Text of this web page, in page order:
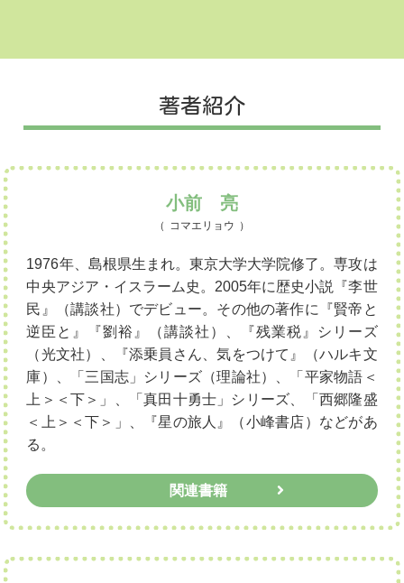
著者紹介
小前 亮
コマエリョウ
1976年、島根県生まれ。東京大学大学院修了。専攻は
中央アジア・イスラーム史。2005年に歴史小説『李世
民』（講談社）でデビュー。その他の著作に『賢帝と
逆臣と』『劉裕』（講談社）、『残業税』シリーズ
（光文社）、『添乗員さん、気をつけて』（ハルキ文
庫）、「三国志」シリーズ（理論社）、「平家物語＜
上＞＜下＞」、「真田十勇士」シリーズ、「西郷隆盛
＜上＞＜下＞」、『星の旅人』（小峰書店）などがあ
る。
関連書籍